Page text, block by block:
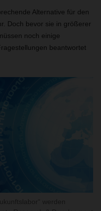
Alternative für den
Doch bevor sie in größerer
noch einige
beantwortet